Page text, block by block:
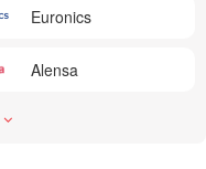
Euronics
Alensa